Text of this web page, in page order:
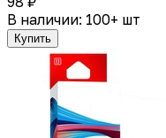
В наличии: 100+ шт
Купить